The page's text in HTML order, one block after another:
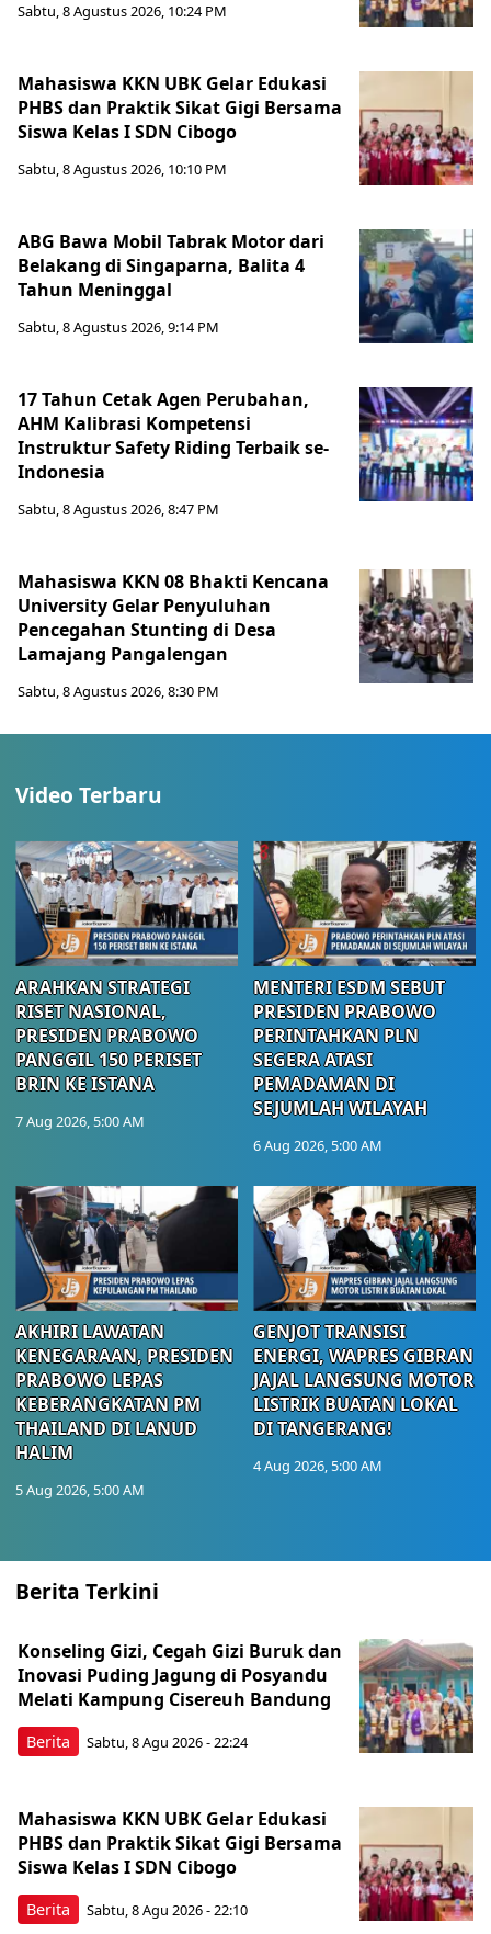
Sabtu, 8 Agustus 2026, 10:24 PM
Mahasiswa KKN UBK Gelar Edukasi
PHBS dan Praktik Sikat Gigi Bersama
Siswa Kelas I SDN Cibogo
Sabtu, 8 Agustus 2026, 10:10 PM
ABG Bawa Mobil Tabrak Motor dari
Belakang di Singaparna, Balita 4
Tahun Meninggal
Sabtu, 8 Agustus 2026, 9:14 PM
17 Tahun Cetak Agen Perubahan,
AHM Kalibrasi Kompetensi
Instruktur Safety Riding Terbaik se-
Indonesia
Sabtu, 8 Agustus 2026, 8:47 PM
Mahasiswa KKN 08 Bhakti Kencana
University Gelar Penyuluhan
Pencegahan Stunting di Desa
Lamajang Pangalengan
Sabtu, 8 Agustus 2026, 8:30 PM
Video Terbaru
ARAHKAN STRATEGI
RISET NASIONAL,
PRESIDEN PRABOWO
PANGGIL 150 PERISET
BRIN KE ISTANA
7 Aug 2026, 5:00 AM
MENTERI ESDM SEBUT
PRESIDEN PRABOWO
PERINTAHKAN PLN
SEGERA ATASI
PEMADAMAN DI
SEJUMLAH WILAYAH
6 Aug 2026, 5:00 AM
AKHIRI LAWATAN
KENEGARAAN, PRESIDEN
PRABOWO LEPAS
KEBERANGKATAN PM
THAILAND DI LANUD
HALIM
5 Aug 2026, 5:00 AM
GENJOT TRANSISI
ENERGI, WAPRES GIBRAN
JAJAL LANGSUNG MOTOR
LISTRIK BUATAN LOKAL
DI TANGERANG!
4 Aug 2026, 5:00 AM
Berita Terkini
Berita
Konseling Gizi, Cegah Gizi Buruk dan
Inovasi Puding Jagung di Posyandu
Melati Kampung Cisereuh Bandung
Sabtu, 8 Agu 2026 - 22:24
Berita
Mahasiswa KKN UBK Gelar Edukasi
PHBS dan Praktik Sikat Gigi Bersama
Siswa Kelas I SDN Cibogo
Sabtu, 8 Agu 2026 - 22:10